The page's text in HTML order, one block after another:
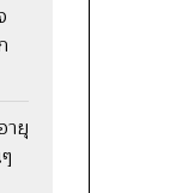
ายุ